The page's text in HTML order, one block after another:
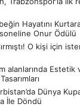
Hayatını
Onur Ödülü
O kişi için
alanlarında Estetik
Dünya
İle Döndü